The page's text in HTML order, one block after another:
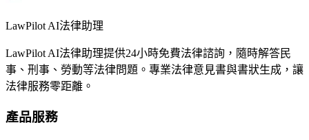
LawPilot AI法律助理
LawPilot AI法律助理提供24小時免費法律諮詢，隨時解答民
事、刑事、勞動等法律問題。專業法律意見書與書狀生成，讓
法律服務零距離。
產品服務